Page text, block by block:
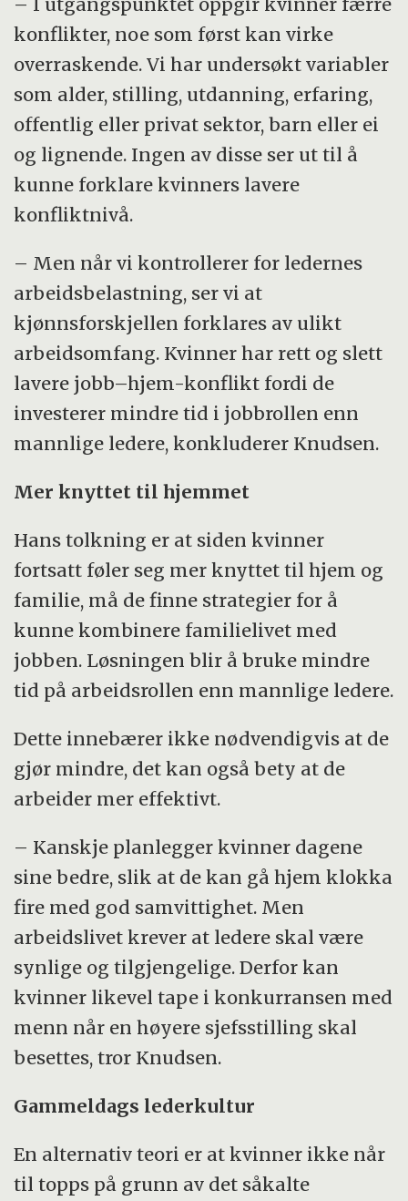
konflikter, noe som først kan virke
overraskende. Vi har undersøkt variabler
som alder, stilling, utdanning, erfaring,
offentlig eller privat sektor, barn eller ei
og lignende. Ingen av disse ser ut til å
kunne forklare kvinners lavere
konfliktnivå.
– Men når vi kontrollerer for ledernes
arbeidsbelastning, ser vi at
kjønnsforskjellen forklares av ulikt
arbeidsomfang. Kvinner har rett og slett
lavere jobb–hjem-konflikt fordi de
investerer mindre tid i jobbrollen enn
mannlige ledere, konkluderer Knudsen.
Mer knyttet til hjemmet
Hans tolkning er at siden kvinner
fortsatt føler seg mer knyttet til hjem og
familie, må de finne strategier for å
kunne kombinere familielivet med
jobben. Løsningen blir å bruke mindre
tid på arbeidsrollen enn mannlige ledere.
Dette innebærer ikke nødvendigvis at de
gjør mindre, det kan også bety at de
arbeider mer effektivt.
– Kanskje planlegger kvinner dagene
sine bedre, slik at de kan gå hjem klokka
fire med god samvittighet. Men
arbeidslivet krever at ledere skal være
synlige og tilgjengelige. Derfor kan
kvinner likevel tape i konkurransen med
menn når en høyere sjefsstilling skal
besettes, tror Knudsen.
Gammeldags lederkultur
En alternativ teori er at kvinner ikke når
til topps på grunn av det såkalte